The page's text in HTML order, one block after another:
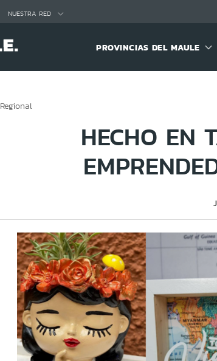
NUESTRA RED
PROVINCIAS DEL MAULE
Regional
HECHO EN